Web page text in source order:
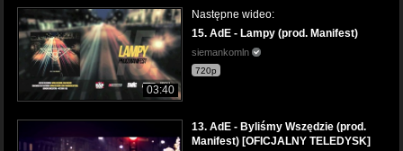
03:40
Następne wideo:
15. AdE - Lampy (prod. Manifest)
siemankomln
720p
13. AdE - Byliśmy Wszędzie (prod.
Manifest) [OFICJALNY TELEDYSK]